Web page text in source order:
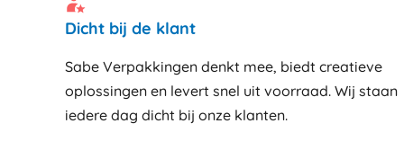
Dicht bij de klant
Sabe Verpakkingen denkt mee, biedt creatieve
oplossingen en levert snel uit voorraad. Wij staan
iedere dag dicht bij onze klanten